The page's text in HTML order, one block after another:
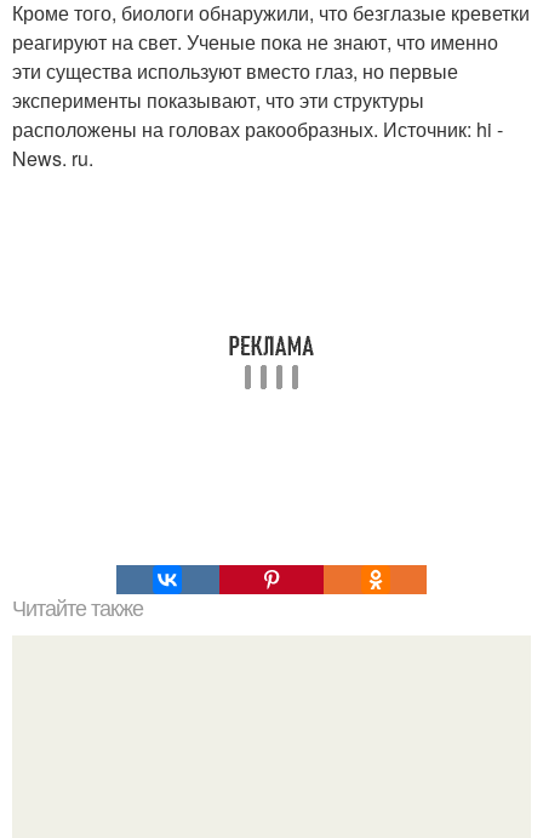
Кроме того, биологи обнаружили, что безглазые креветки
реагируют на свет. Ученые пока не знают, что именно
эти существа используют вместо глаз, но первые
эксперименты показывают, что эти структуры
расположены на головах ракообразных. Источник: hi -
News. ru.
Читайте также